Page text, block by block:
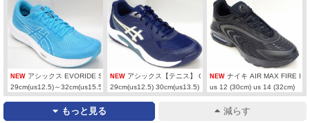
NEW アシックス EVORIDE SPEED 3 【WIDE】 1011B968-401
29cm(us12.5)～32cm(us15.5)
NEWアシックス【テニス】 GEL-DEDICATE 9 【WIDE】
29cm(us12.5) 30cm(us13.5)
NEWナイキ AIR MAX FIRE
us 12 (30cm) us 14 (32cm)
もっと見る 減らす